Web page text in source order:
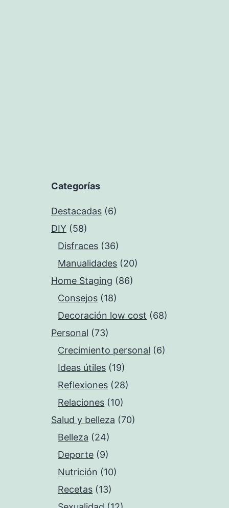
Categorías
Destacadas (6)
DIY (58)
Disfraces (36)
Manualidades (20)
Home Staging (86)
Consejos (18)
Decoración low cost (68)
Personal (73)
Crecimiento personal (6)
Ideas útiles (19)
Reflexiones (28)
Relaciones (10)
Salud y belleza (70)
Belleza (24)
Deporte (9)
Nutrición (10)
Recetas (13)